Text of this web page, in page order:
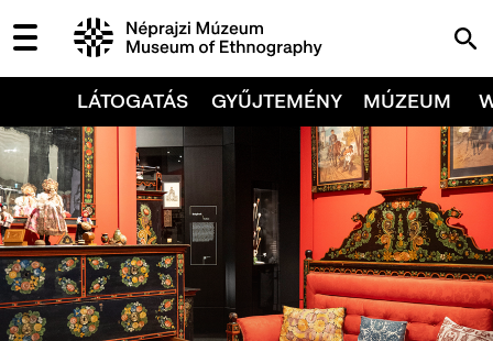
LÁTOGATÁS GYŰJTEMÉNY MÚZEUM